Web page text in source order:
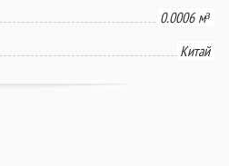
0.0006 м³
Китай